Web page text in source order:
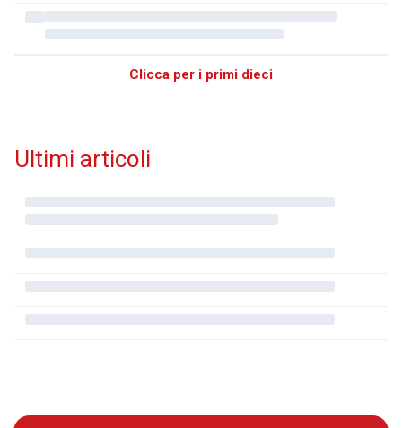
Clicca per i primi dieci
Ultimi articoli